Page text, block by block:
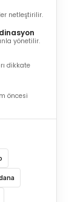
netleştirilir.
yönetilir.
dikkate
öncesi